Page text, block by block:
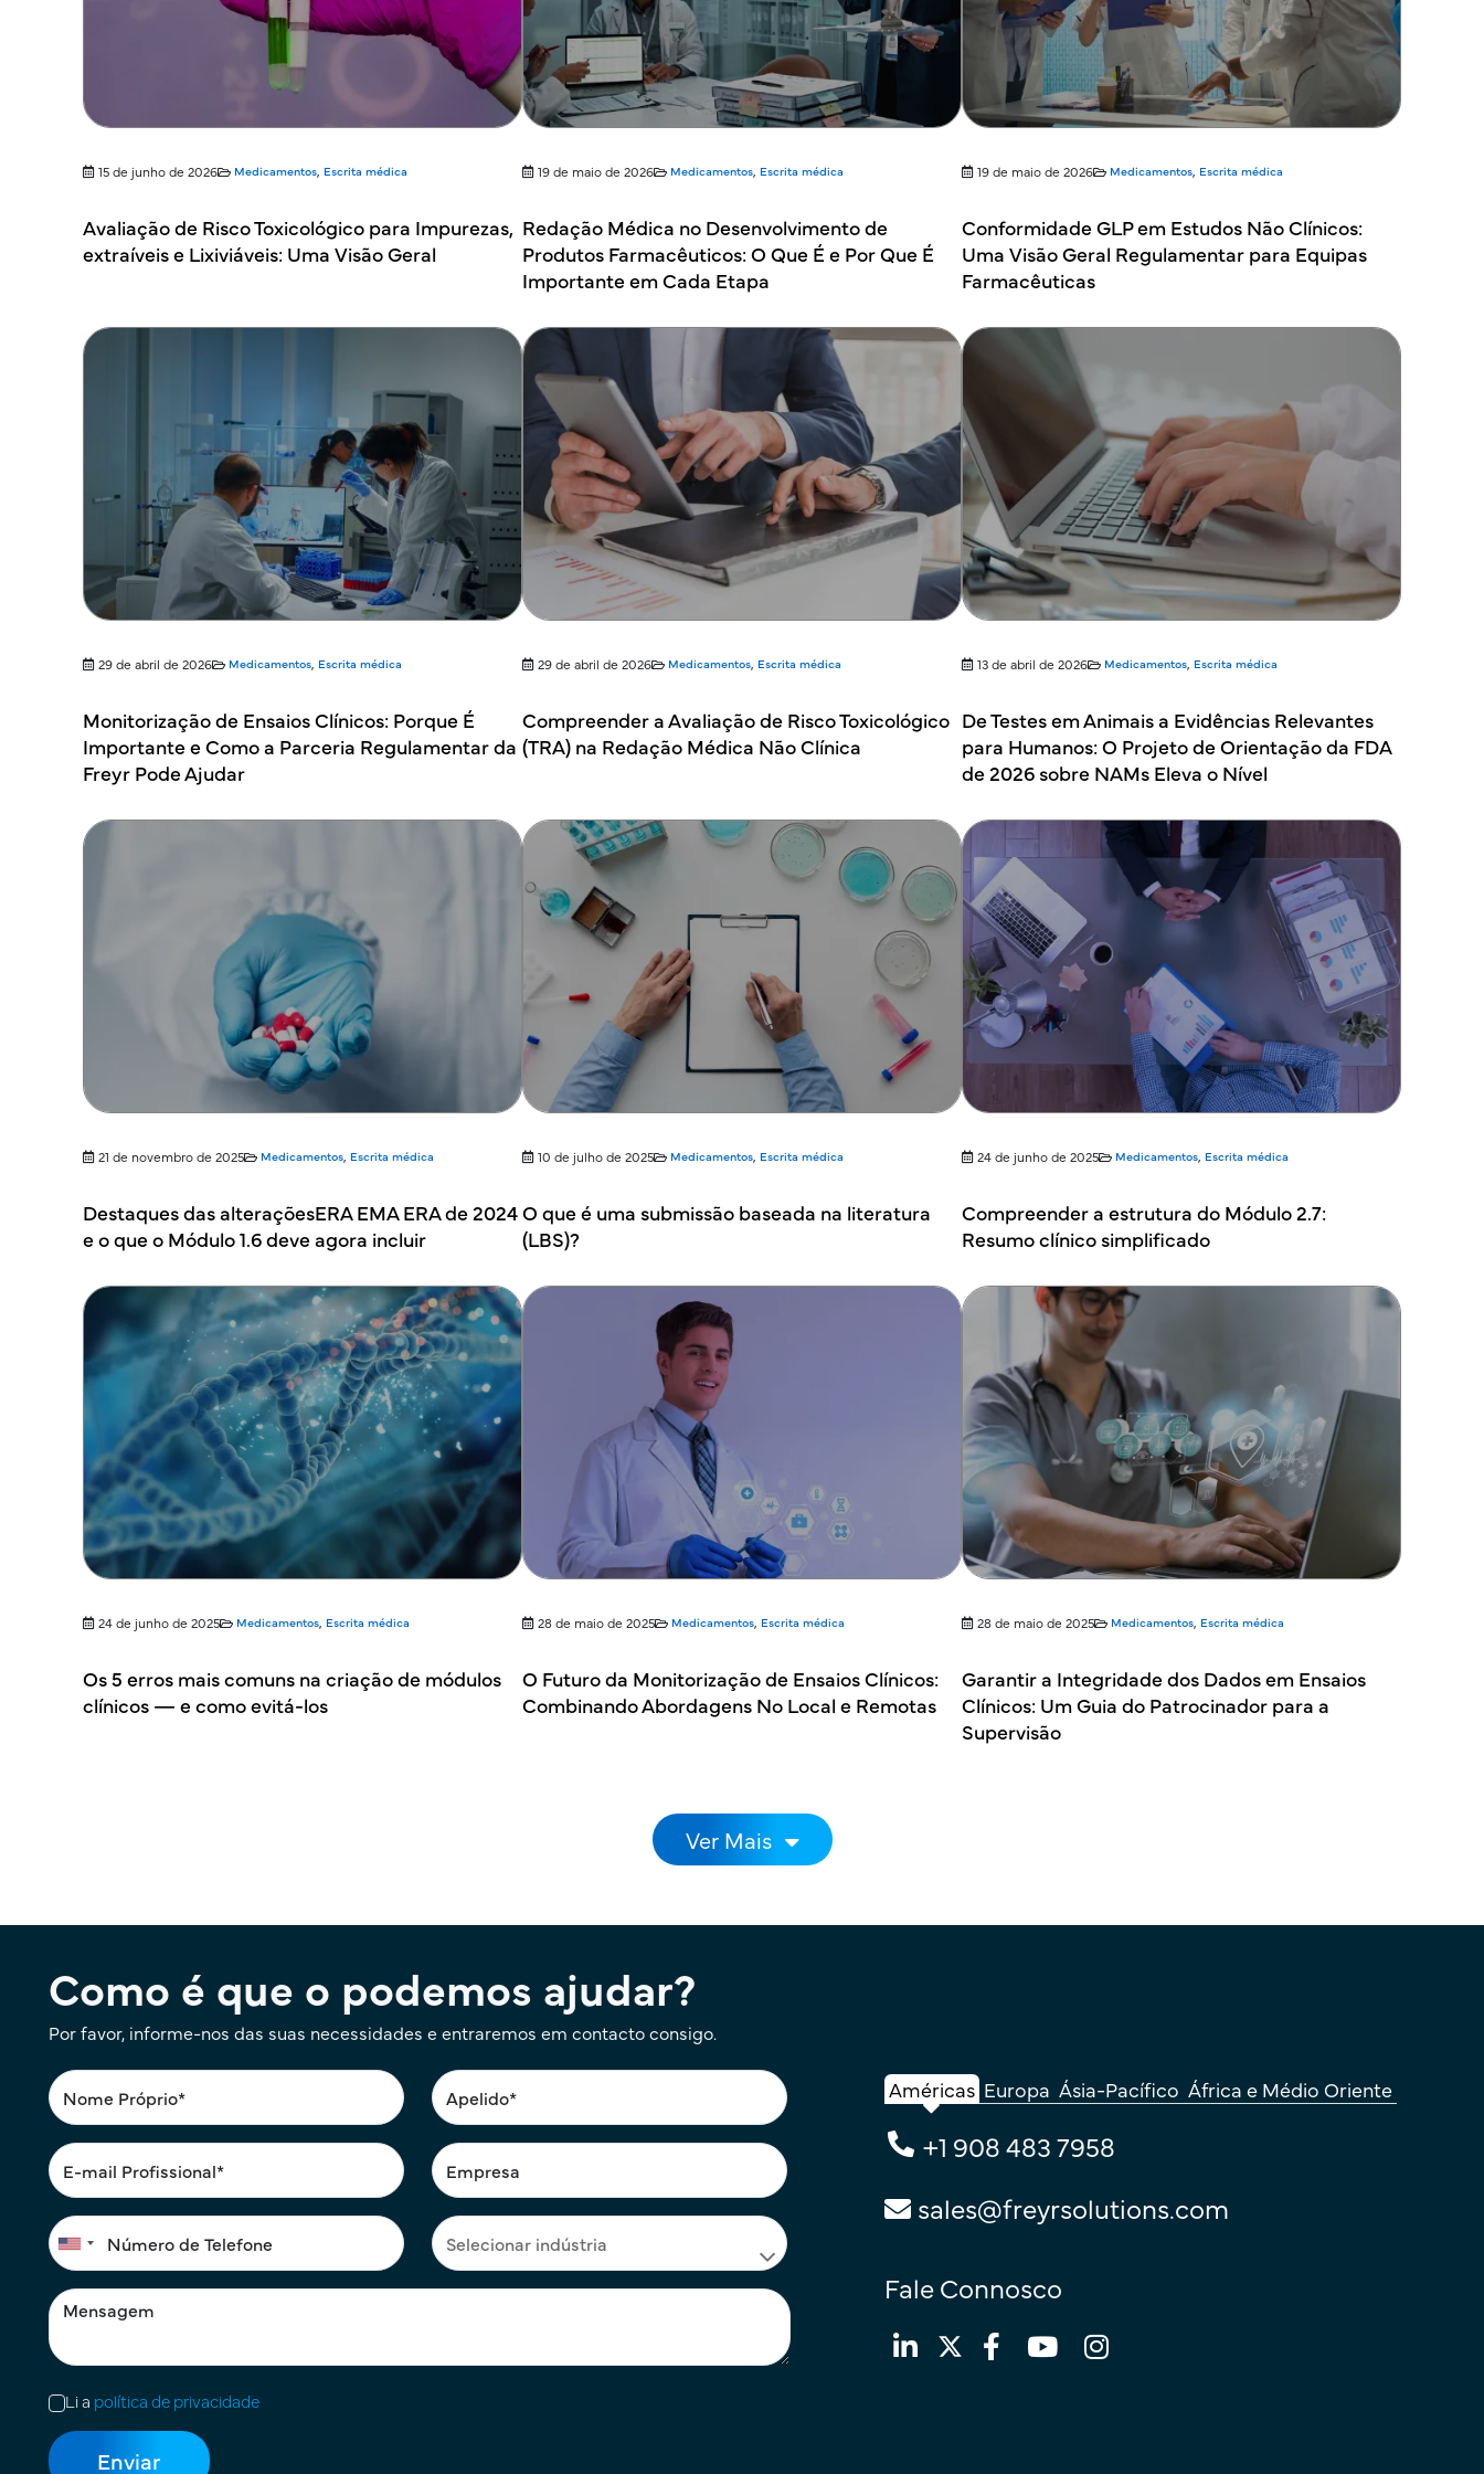
15 de junho de 2026 Medicamentos, Escrita médica
Avaliação de Risco Toxicológico para Impurezas,
extraíveis e Lixiviáveis: Uma Visão Geral
19 de maio de 2026 Medicamentos, Escrita médica
Redação Médica no Desenvolvimento de
Produtos Farmacêuticos: O Que É e Por Que É
Importante em Cada Etapa
19 de maio de 2026 Medicamentos, Escrita médica
Conformidade GLP em Estudos Não Clínicos:
Uma Visão Geral Regulamentar para Equipas
Farmacêuticas
29 de abril de 2026 Medicamentos, Escrita médica
Monitorização de Ensaios Clínicos: Porque É
Importante e Como a Parceria Regulamentar da
Freyr Pode Ajudar
29 de abril de 2026 Medicamentos, Escrita médica
Compreender a Avaliação de Risco Toxicológico
(TRA) na Redação Médica Não Clínica
13 de abril de 2026 Medicamentos, Escrita médica
De Testes em Animais a Evidências Relevantes
para Humanos: O Projeto de Orientação da FDA
de 2026 sobre NAMs Eleva o Nível
21 de novembro de 2025 Medicamentos, Escrita médica
Destaques das alteraçõesERA EMA ERA de 2024
e o que o Módulo 1.6 deve agora incluir
10 de julho de 2025 Medicamentos, Escrita médica
O que é uma submissão baseada na literatura
(LBS)?
24 de junho de 2025 Medicamentos, Escrita médica
Compreender a estrutura do Módulo 2.7:
Resumo clínico simplificado
24 de junho de 2025 Medicamentos, Escrita médica
Os 5 erros mais comuns na criação de módulos
clínicos — e como evitá-los
28 de maio de 2025 Medicamentos, Escrita médica
O Futuro da Monitorização de Ensaios Clínicos:
Combinando Abordagens No Local e Remotas
28 de maio de 2025 Medicamentos, Escrita médica
Garantir a Integridade dos Dados em Ensaios
Clínicos: Um Guia do Patrocinador para a
Supervisão
Ver Mais
Como é que o podemos ajudar?
Por favor, informe-nos das suas necessidades e entraremos em contacto consigo.
Li a política de privacidade
Américas Europa Ásia-Pacífico África e Médio Oriente
+1 908 483 7958
sales@freyrsolutions.com
Fale Connosco